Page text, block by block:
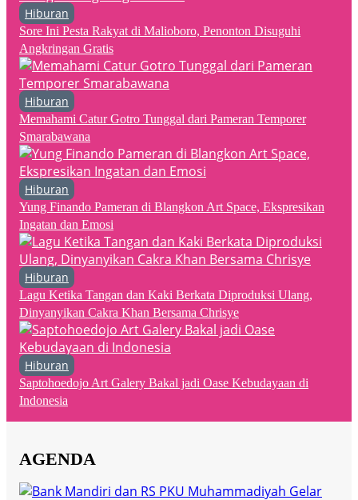
Hiburan
Sore Ini Pesta Rakyat di Malioboro, Penonton Disuguhi
Angkringan Gratis
Hiburan
Memahami Catur Gotro Tunggal dari Pameran Temporer
Smarabawana
Hiburan
Yung Finando Pameran di Blangkon Art Space, Ekspresikan
Ingatan dan Emosi
Hiburan
Lagu Ketika Tangan dan Kaki Berkata Diproduksi Ulang,
Dinyanyikan Cakra Khan Bersama Chrisye
Hiburan
Saptohoedojo Art Galery Bakal jadi Oase Kebudayaan di
Indonesia
AGENDA